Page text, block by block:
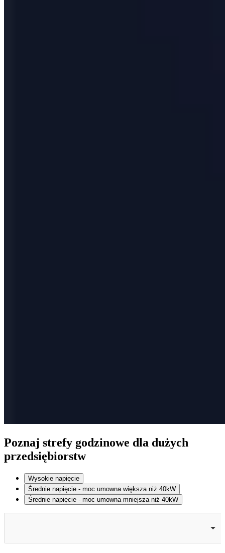
Poznaj strefy godzinowe dla dużych
przedsiębiorstw
Wysokie napięcie
Średnie napięcie - moc umowna większa niż 40kW
Średnie napięcie - moc umowna mniejsza niż 40kW